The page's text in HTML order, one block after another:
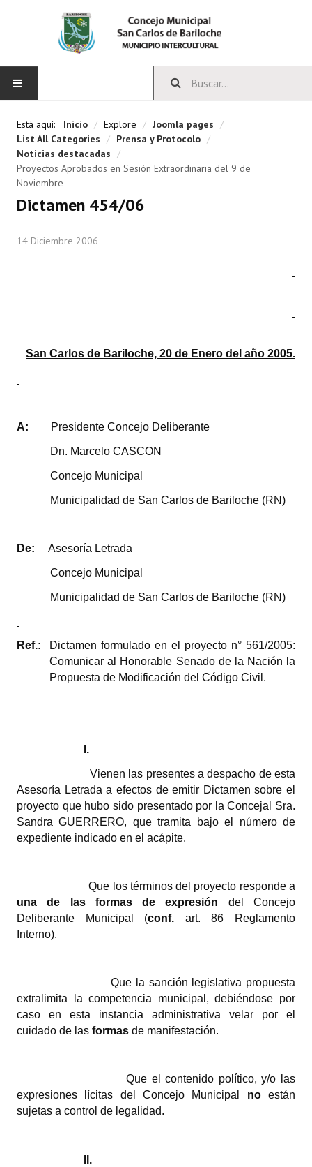
CONCEJO
Bloques Políticos
Integrantes del Concejo
Comisiones Permanentes
LEGISLACIÓN
Carta Orgánica 2007
Reglamento Interno
Digesto
DOCUMENTOS
Informes de Gestión
Dictámenes Asesoría Letrada
Actas de Sesión
Actas de Audiencias Públicas
NORMATIVA
Comunicaciones
Resoluciones de Presidencia
Antiguos Pobladores
Noticias Destacadas
Registros y Distinciones
Premio al Mérito - Registro
Está aquí: Inicio / Explore / Joomla pages /
List All Categories / Prensa y Protocolo /
Noticias destacadas /
Proyectos Aprobados en Sesión Extraordinaria del 9 de
Noviembre
Dictamen 454/06
14 Diciembre 2006
San Carlos de Bariloche, 20 de Enero del año 2005.
A: Presidente Concejo Deliberante
Dn. Marcelo CASCON
Concejo Municipal
Municipalidad de San Carlos de Bariloche (RN)
De: Asesoría Letrada
Concejo Municipal
Municipalidad de San Carlos de Bariloche (RN)
Ref.:
Dictamen formulado en el proyecto n° 561/2005:
Comunicar al Honorable Senado de la Nación la
Propuesta de Modificación del Código Civil.
I.
Vienen las presentes a despacho de esta
Asesoría Letrada a efectos de emitir Dictamen sobre el
proyecto que hubo sido presentado por la Concejal Sra.
Sandra GUERRERO, que tramita bajo el número de
expediente indicado en el acápite.
Que los términos del proyecto responde a
una de las formas de expresión del Concejo
Deliberante Municipal (conf. art. 86 Reglamento
Interno).
Que la sanción legislativa propuesta
extralimita la competencia municipal, debiéndose por
caso en esta instancia administrativa velar por el
cuidado de las formas de manifestación.
Que el contenido político, y/o las
expresiones lícitas del Concejo Municipal noestán
sujetas a control de legalidad.
II.